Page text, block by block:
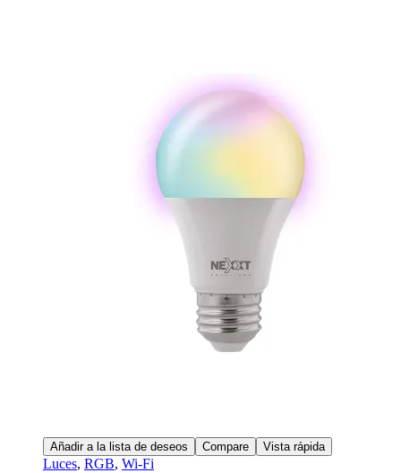
Añadir a la lista de deseos Compare Vista rápida
Luces, RGB, Wi-Fi